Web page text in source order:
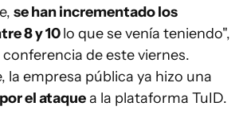
se han incrementado los
8 y 10lo que se venía teniendo",
de este viernes.
la empresa pública ya hizo una
el ataquea la plataforma TuID.